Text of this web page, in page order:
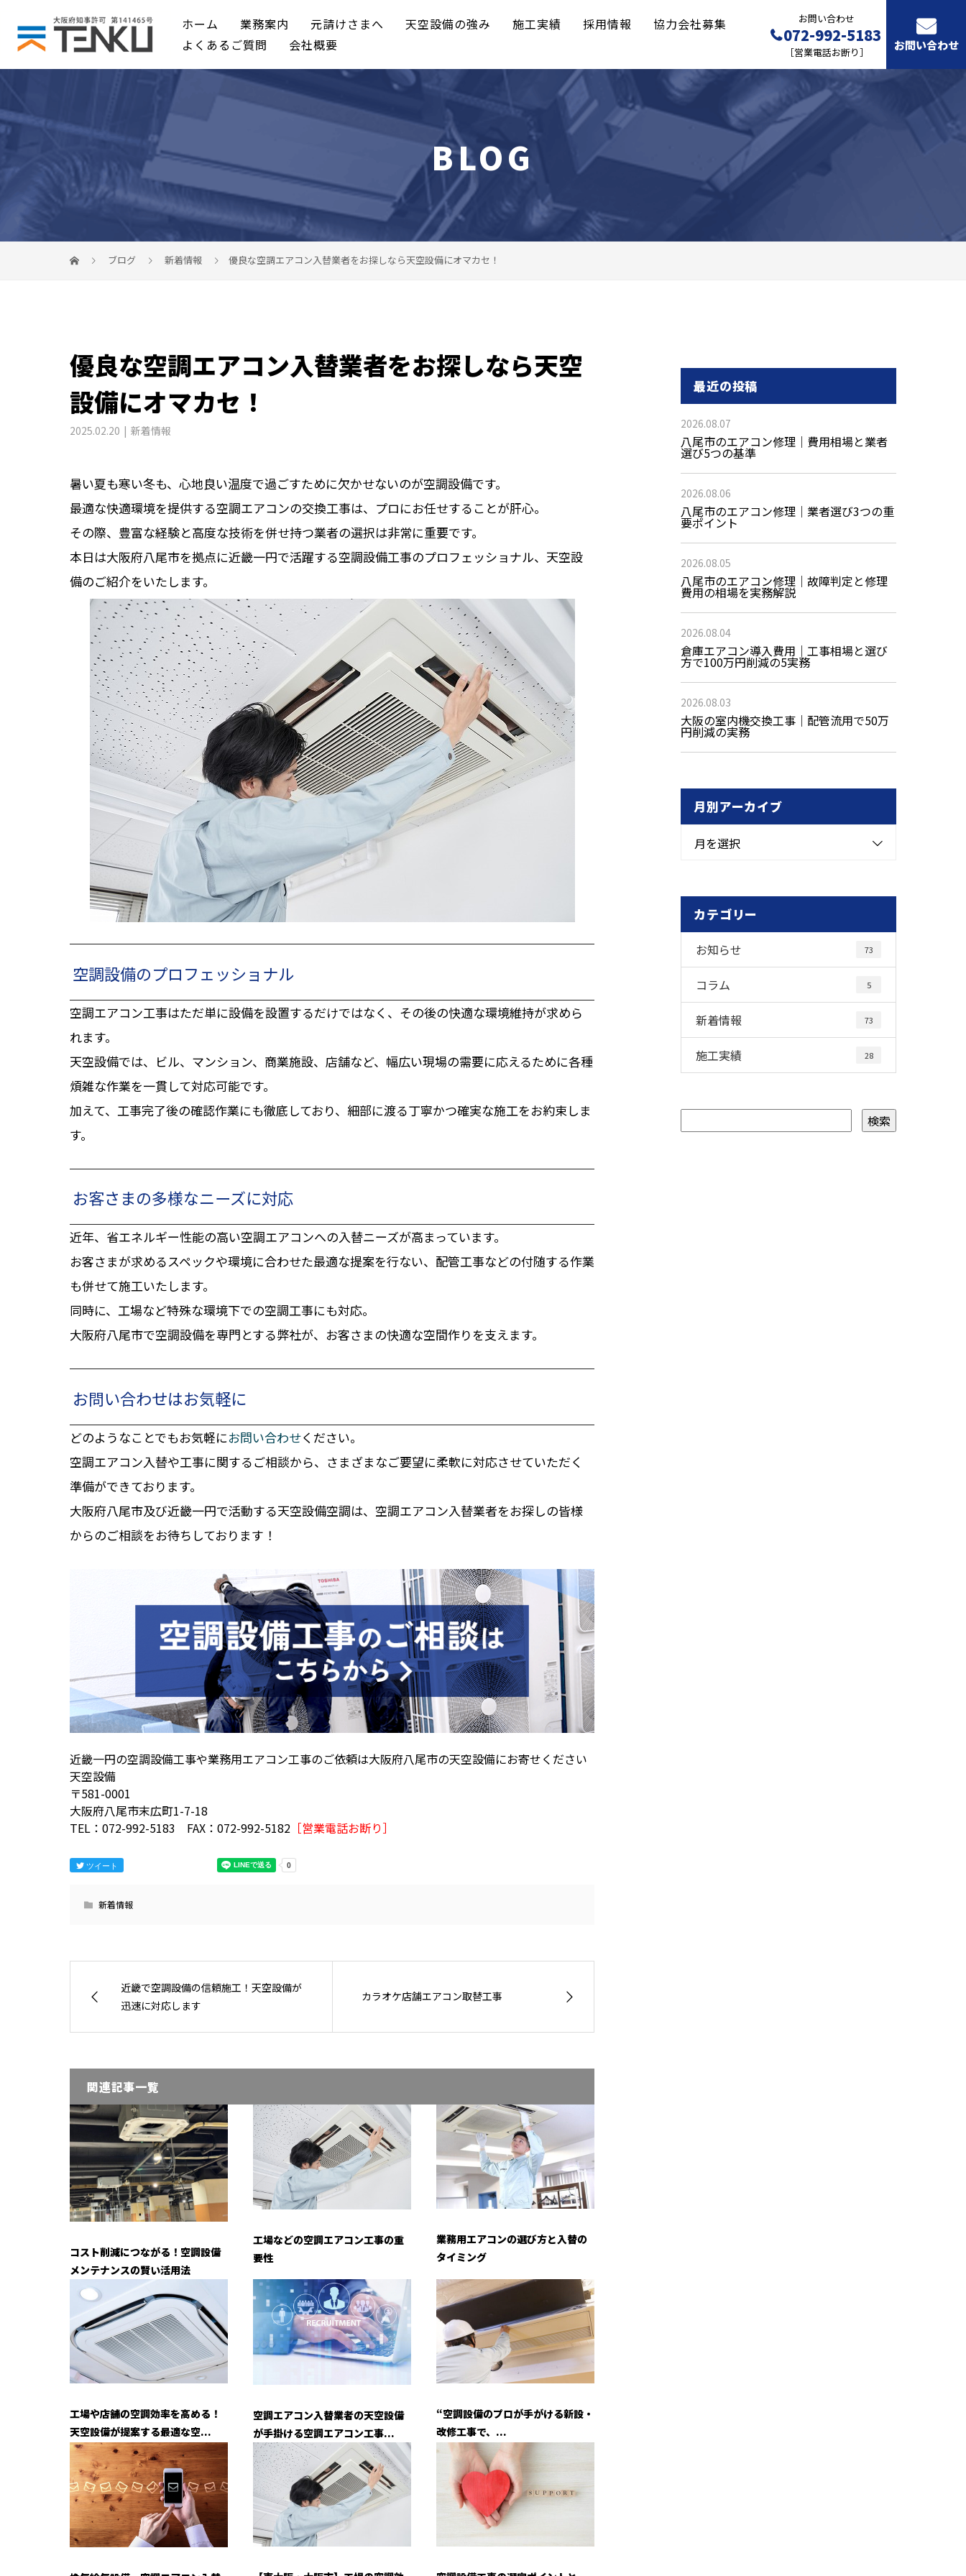
ホーム 業務案内 元請けさまへ 天空設備の強み 施工実績 採用情報
協力会社募集
よくあるご質問
会社概要
お問い合わせ
072-992-5183
［営業電話お断り］ お問い合わせ
BLOG
ブログ 新着情報 優良な空調エアコン入替業者をお探しなら天空設備にオマカセ！
優良な空調エアコン入替業者をお探しなら天空
設備にオマカセ！
2025.02.20 新着情報
暑い夏も寒い冬も、心地良い温度で過ごすために欠かせないのが空調設備です。
最適な快適環境を提供する空調エアコンの交換工事は、プロにお任せすることが肝心。
その際、豊富な経験と高度な技術を併せ持つ業者の選択は非常に重要です。
本日は大阪府八尾市を拠点に近畿一円で活躍する空調設備工事のプロフェッショナル、天空設
備のご紹介をいたします。
空調設備のプロフェッショナル
空調エアコン工事はただ単に設備を設置するだけではなく、その後の快適な環境維持が求めら
れます。
天空設備では、ビル、マンション、商業施設、店舗など、幅広い現場の需要に応えるために各種
煩雑な作業を一貫して対応可能です。
加えて、工事完了後の確認作業にも徹底しており、細部に渡る丁寧かつ確実な施工をお約束しま
す。
お客さまの多様なニーズに対応
近年、省エネルギー性能の高い空調エアコンへの入替ニーズが高まっています。
お客さまが求めるスペックや環境に合わせた最適な提案を行ない、配管工事などの付随する作業
も併せて施工いたします。
同時に、工場など特殊な環境下での空調工事にも対応。
大阪府八尾市で空調設備を専門とする弊社が、お客さまの快適な空間作りを支えます。
お問い合わせはお気軽に
どのようなことでもお気軽にお問い合わせください。
空調エアコン入替や工事に関するご相談から、さまざまなご要望に柔軟に対応させていただく
準備ができております。
大阪府八尾市及び近畿一円で活動する天空設備空調は、空調エアコン入替業者をお探しの皆様
からのご相談をお待ちしております！
近畿一円の空調設備工事や業務用エアコン工事のご依頼は大阪府八尾市の天空設備にお寄せください
天空設備
〒581-0001
大阪府八尾市末広町1-7-18
TEL：072-992-5183 FAX：072-992-5182 ［営業電話お断り］
ツイート
新着情報
近畿で空調設備の信頼施工！天空設備が
迅速に対応します
カラオケ店舗エアコン取替工事
関連記事一覧
コスト削減につながる！空調設備
メンテナンスの賢い活用法
工場などの空調エアコン工事の重
要性
業務用エアコンの選び方と入替の
タイミング
工場や店舗の空調効率を高める！
天空設備が提案する最適な空...
空調エアコン入替業者の天空設備
が手掛ける空調エアコン工事...
“空調設備のプロが手がける新設・
改修工事で、...
最近の投稿
2026.08.07
八尾市のエアコン修理｜費用相場と業者
選び5つの基準
2026.08.06
八尾市のエアコン修理｜業者選び3つの重
要ポイント
2026.08.05
八尾市のエアコン修理｜故障判定と修理
費用の相場を実務解説
2026.08.04
倉庫エアコン導入費用｜工事相場と選び
方で100万円削減の5実務
2026.08.03
大阪の室内機交換工事｜配管流用で50万
円削減の実務
月別アーカイブ
月を選択
カテゴリー
お知らせ 73
コラム 5
新着情報 73
施工実績 28